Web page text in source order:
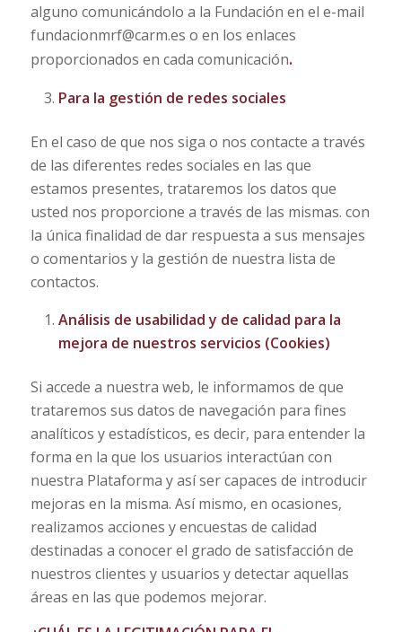
alguno comunicándolo a la Fundación en el e-mail
fundacionmrf@carm.es o en los enlaces
proporcionados en cada comunicación.
Para la gestión de redes sociales
En el caso de que nos siga o nos contacte a través
de las diferentes redes sociales en las que
estamos presentes, trataremos los datos que
usted nos proporcione a través de las mismas. con
la única finalidad de dar respuesta a sus mensajes
o comentarios y la gestión de nuestra lista de
contactos.
Análisis de usabilidad y de calidad para la
mejora de nuestros servicios (Cookies)
Si accede a nuestra web, le informamos de que
trataremos sus datos de navegación para fines
analíticos y estadísticos, es decir, para entender la
forma en la que los usuarios interactúan con
nuestra Plataforma y así ser capaces de introducir
mejoras en la misma. Así mismo, en ocasiones,
realizamos acciones y encuestas de calidad
destinadas a conocer el grado de satisfacción de
nuestros clientes y usuarios y detectar aquellas
áreas en las que podemos mejorar.